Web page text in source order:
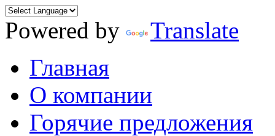
Powered by
Translate
Главная
О компании
Горячие предложения